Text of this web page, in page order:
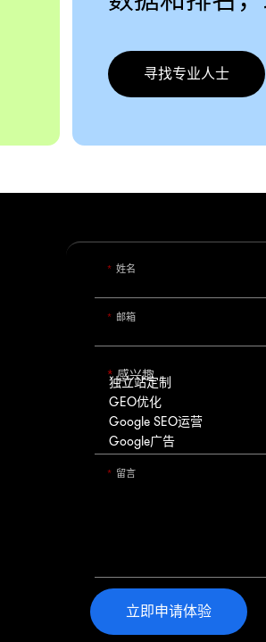
寻找专业人士
姓名
邮箱
感兴趣
留言
立即申请体验